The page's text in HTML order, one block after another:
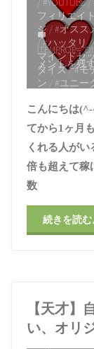
フィリエイト
ジ/#オスス
#ハッタリ/
マインドセ
タイズ/#モ
ン
#ユニー
収入/#副業
別化 / #広告
/ #心持ち /
様式/#日記
諦め
メントを残
こんにちは
てから1ヶ月
くれる人が
倍も超えて稼
数
続きを読む
【天才】
い、オリ